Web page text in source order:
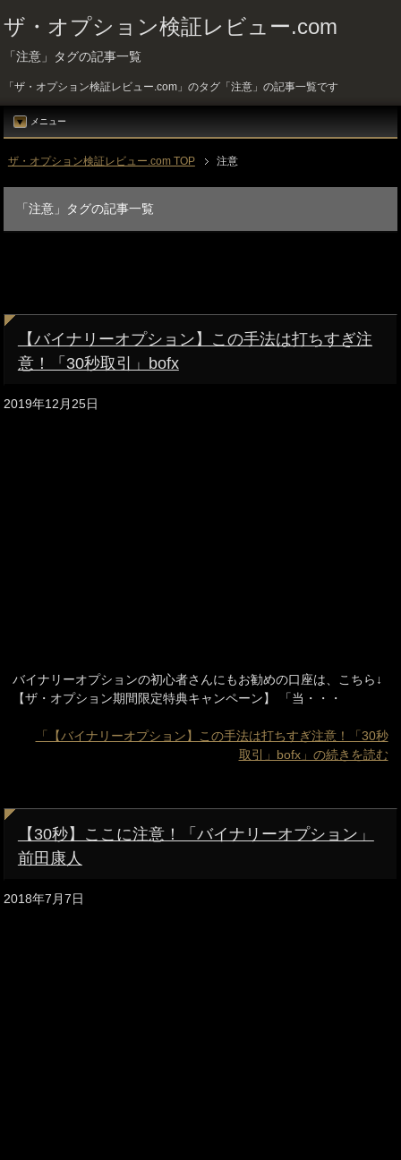
ザ・オプション検証レビュー.com
「注意」タグの記事一覧
「ザ・オプション検証レビュー.com」のタグ「注意」の記事一覧です
メニュー
ザ・オプション検証レビュー.com TOP 注意
「注意」タグの記事一覧
【バイナリーオプション】この手法は打ちすぎ注
意！「30秒取引」bofx
2019年12月25日
バイナリーオプションの初心者さんにもお勧めの口座は、こちら↓
【ザ・オプション期間限定特典キャンペーン】 「当・・・
「【バイナリーオプション】この手法は打ちすぎ注意！「30秒
取引」bofx」の続きを読む
【30秒】ここに注意！「バイナリーオプション」
前田康人
2018年7月7日